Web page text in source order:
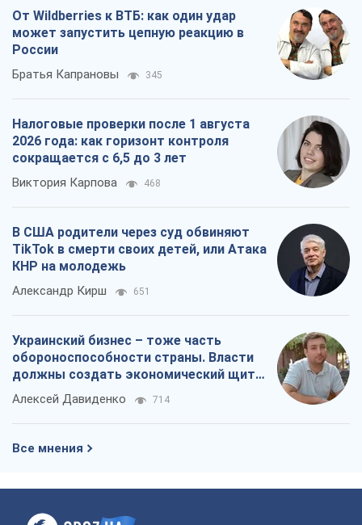
От Wildberries к ВТБ: как один удар
может запустить цепную реакцию в
России
Братья Капрановы 345
Налоговые проверки после 1 августа
2026 года: как горизонт контроля
сокращается с 6,5 до 3 лет
Виктория Карпова 468
В США родители через суд обвиняют
TikTok в смерти своих детей, или Атака
КНР на молодежь
Александр Кирш 651
Украинский бизнес – тоже часть
обороноспособности страны. Власти
должны создать экономический щит
для компаний
Алексей Давиденко 714
Все мнения